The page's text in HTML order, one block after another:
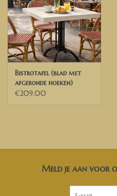
Hockers & Terrastafels
Opbergkisten
Zuilen & Pilaren
Bistrotafel (blad met
afgeronde hoeken)
€209,00
Meld je aan voor